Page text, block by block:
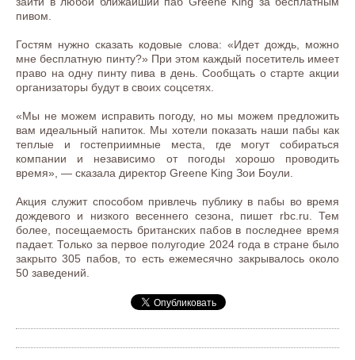
пивом.
Гостям нужно сказать кодовые слова: «Идет дождь, можно
мне бесплатную пинту?» При этом каждый посетитель имеет
право на одну пинту пива в день. Сообщать о старте акции
организаторы будут в своих соцсетях.
«Мы не можем исправить погоду, но мы можем предложить
вам идеальный напиток. Мы хотели показать наши пабы как
теплые и гостеприимные места, где могут собираться
компании и независимо от погоды хорошо проводить
время», — сказала директор Greene King Зои Боули.
Акция служит способом привлечь публику в пабы во время
дождевого и низкого весеннего сезона, пишет rbc.ru. Тем
более, посещаемость британских пабов в последнее время
падает. Только за первое полугодие 2024 года в стране было
закрыто 305 пабов, то есть ежемесячно закрывалось около
50 заведений.